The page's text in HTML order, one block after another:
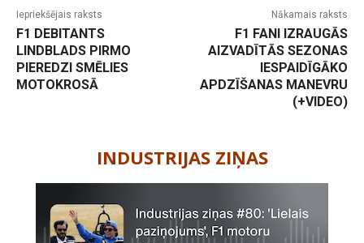
Iepriekšējais raksts
F1 DEBITANTS
LINDBLADS PIRMO
PIEREDZI SMĒLIES
MOTOKROSĀ
Nākamais raksts
F1 FANI IZRAUGĀS
AIZVADĪTĀS SEZONAS
IESPAIDĪGĀKO
APDZĪŠANAS MANEVRU
(+VIDEO)
INDUSTRIJAS ZIŅAS